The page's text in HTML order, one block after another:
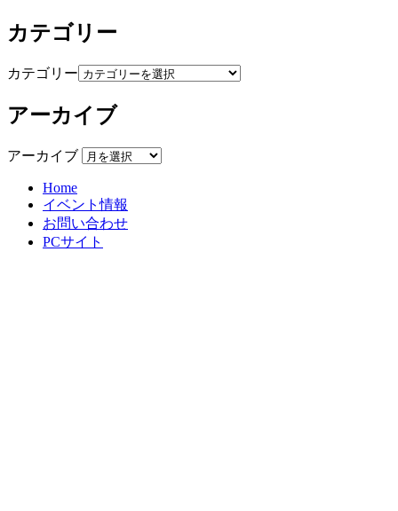
カテゴリー
カテゴリー
アーカイブ
アーカイブ
Home
イベント情報
お問い合わせ
PCサイト